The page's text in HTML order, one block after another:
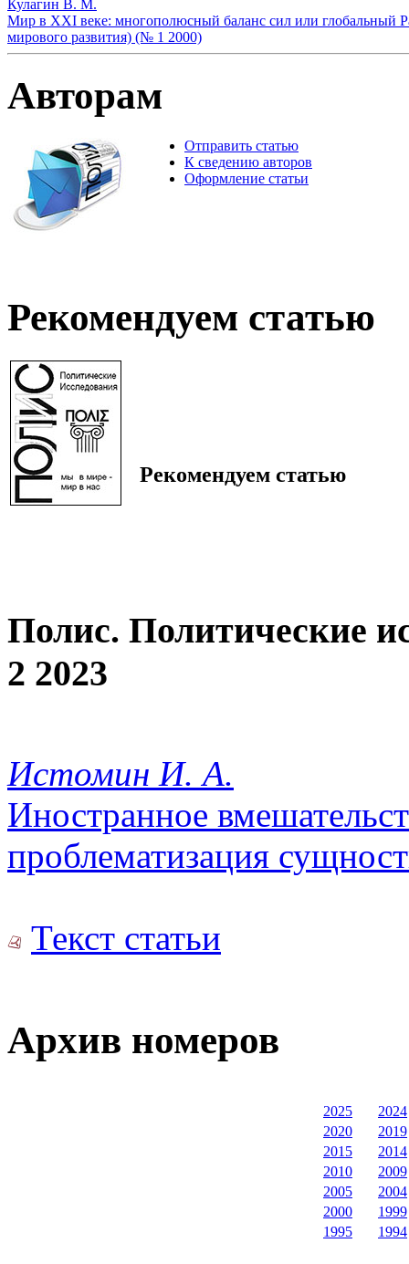
Кулагин В. М.
Мир в XXI веке: многополюсный баланс сил или глобальный
мирового развития) (№ 1 2000)
Авторам
Отправить статью
К сведению авторов
Оформление статьи
Рекомендуем статью
Рекомендуем статью
Полис. Политические
2 2023
Истомин И. А.
Иностранное
проблематизация
Текст статьи
Архив номеров
2025
2024
2020
2019
2015
2014
2010
2009
2005
2004
2000
1999
1995
1994